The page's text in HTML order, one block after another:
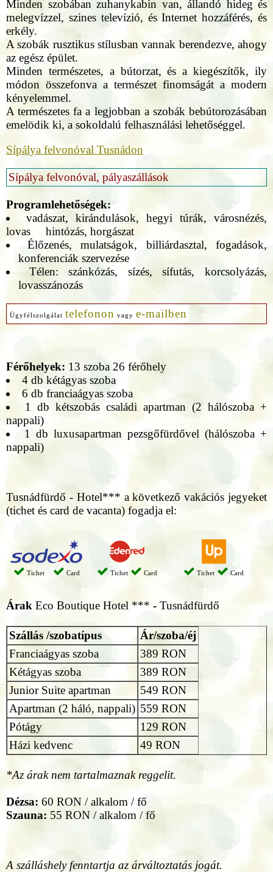
Minden szobában zuhanykabin van, állandó hideg és
melegvízzel, szines televízió, és Internet hozzáférés, és
erkély.
A szobák rusztikus stílusban vannak berendezve, ahogy
az egész épület.
Minden természetes, a bútorzat, és a kiegészítők, ily
módon összefonva a természet finomságát a modern
kényelemmel.
A természetes fa a legjobban a szobák bebútorozásában
emelödik ki, a sokoldalú felhasználási lehetőséggel.
Sípálya felvonóval Tusnádon
Sípálya felvonóval, pályaszállások
Programlehetőségek:
vadászat, kirándulások, hegyi túrák, városnézés,
lovas hintózás, horgászat
Élőzenés, mulatságok, billiárdasztal, fogadások,
konferenciák szervezése
Télen: szánkózás, sízés, sífutás, korcsolyázás,
lovasszánozás
Ügyfélszolgálat telefonon vagy e-mailben
Férőhelyek: 13 szoba 26 férőhely
4 db kétágyas szoba
6 db franciaágyas szoba
1 db kétszobás családi apartman (2 hálószoba +
nappali)
1 db luxusapartman pezsgőfürdővel (hálószoba +
nappali)
Tusnádfürdő - Hotel*** a következő vakációs jegyeket
(tichet és card de vacanta) fogadja el:
Tichet Card Tichet Card Tichet Card
Árak Eco Boutique Hotel *** - Tusnádfürdő
Szállás /szobatípus
Ár/szoba/éj
Franciaágyas szoba
389 RON
Kétágyas szoba
389 RON
Junior Suite apartman
549 RON
Apartman (2 háló, nappali) 559 RON
Pótágy
129 RON
Házi kedvenc
49 RON
*Az árak nem tartalmaznak reggelit.
Dézsa: 60 RON / alkalom / fő
Szauna: 55 RON / alkalom / fő
A szálláshely fenntartja az árváltoztatás jogát.